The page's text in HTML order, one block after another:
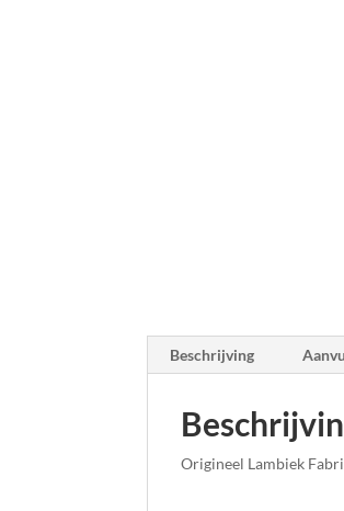
Beschrijving
Origineel Lambiek